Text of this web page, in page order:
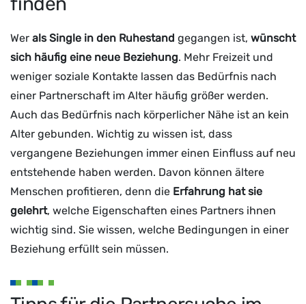
Wer als Single in den Ruhestand gegangen ist, wünscht
sich häufig eine neue Beziehung. Mehr Freizeit und
weniger soziale Kontakte lassen das Bedürfnis nach
einer Partnerschaft im Alter häufig größer werden.
Auch das Bedürfnis nach körperlicher Nähe ist an kein
Alter gebunden. Wichtig zu wissen ist, dass
vergangene Beziehungen immer einen Einfluss auf neu
entstehende haben werden. Davon können ältere
Menschen profitieren, denn die Erfahrung hat sie
gelehrt, welche Eigenschaften eines Partners ihnen
wichtig sind. Sie wissen, welche Bedingungen in einer
Beziehung erfüllt sein müssen.